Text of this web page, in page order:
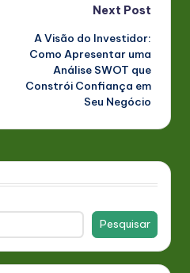
Next Post
A Visão do Investidor:
Como Apresentar uma
Análise SWOT que
Constrói Confiança em
Seu Negócio
Pesquisar